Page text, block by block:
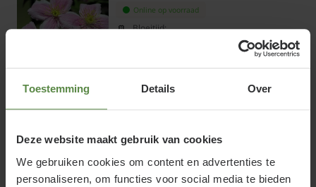
Toestemming Details Over
Deze website maakt gebruik van cookies
We gebruiken cookies om content en advertenties te
personaliseren, om functies voor social media te bieden
Online op voorraad
Bloeitijd:
Nee